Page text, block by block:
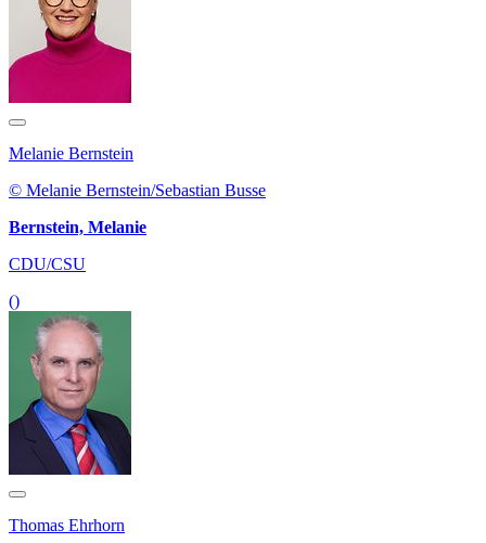
Melanie Bernstein
© Melanie Bernstein/Sebastian Busse
Bernstein, Melanie
CDU/CSU
()
Thomas Ehrhorn